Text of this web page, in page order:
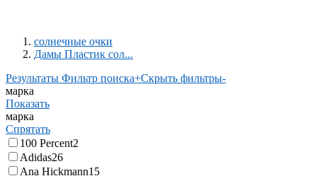
солнечные очки
Дамы Пластик сол...
Результаты Фильтр поиска+Скрыть фильтры-
марка
Показать
марка
Спрятать
100 Percent2
Adidas26
Ana Hickmann15